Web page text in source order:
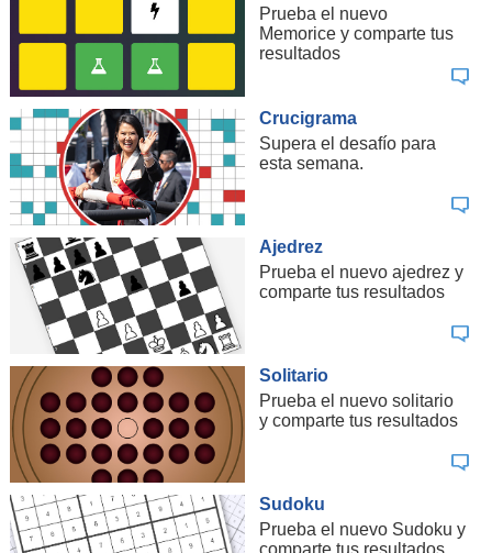
Prueba el nuevo
Memorice y comparte tus
resultados
Crucigrama
Supera el desafío para
esta semana.
Ajedrez
Prueba el nuevo ajedrez y
comparte tus resultados
Solitario
Prueba el nuevo solitario
y comparte tus resultados
Sudoku
Prueba el nuevo Sudoku y
comparte tus resultados